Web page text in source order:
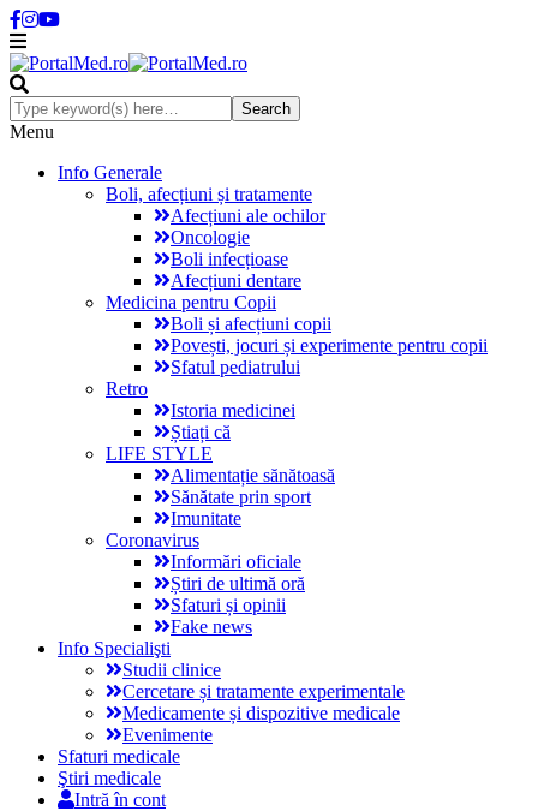
Menu
Info Generale
Boli, afecțiuni și tratamente
Afecțiuni ale ochilor
Oncologie
Boli infecțioase
Afecțiuni dentare
Medicina pentru Copii
Boli și afecțiuni copii
Povești, jocuri și experimente pentru copii
Sfatul pediatrului
Retro
Istoria medicinei
Știați că
LIFE STYLE
Alimentație sănătoasă
Sănătate prin sport
Imunitate
Coronavirus
Informări oficiale
Știri de ultimă oră
Sfaturi și opinii
Fake news
Info Specialişti
Studii clinice
Cercetare și tratamente experimentale
Medicamente și dispozitive medicale
Evenimente
Sfaturi medicale
Ştiri medicale
Intră în cont